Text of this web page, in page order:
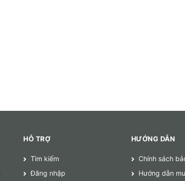
HỖ TRỢ
Tìm kiếm
Đăng nhập
HƯỚNG DẪN
Chính sách
Hướng dẫn